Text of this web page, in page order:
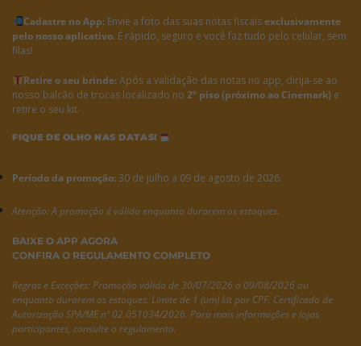
Cadastre no App:Envie a foto das suas notas fiscaisexclusivamente
pelo nosso aplicativo. É rápido, seguro e você faz tudo pelo celular, sem
filas!
Retire o seu brinde:Após a validação das notas no app, dirija-se ao
nosso balcão de trocas localizado no 2º piso (próximo ao Cinemark) e
retire o seu kit.
FIQUE DE OLHO NAS DATAS!
Período da promoção:30 de julho a 09 de agosto de 2026.
Atenção: A promoção é válida enquanto durarem os estoques.
BAIXE O APP AGORA
CONFIRA O REGULAMENTO COMPLETO
Regras e Exceções:Promoção válida de 30/07/2026 a 09/08/2026 ou
enquanto durarem os estoques. Limite de 1 (um) kit por CPF. Certificado de
Autorização SPA/ME nº 02.051034/2026. Para mais informações e lojas
participantes, consulte o regulamento.